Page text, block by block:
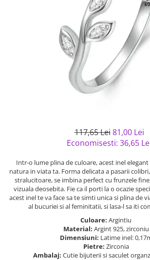
Bijuterii argint placat cu aur
Bijuterii argint cu diverse
Bijuterii argint cu murano
Bijuterii gotice si rock
Bijuterii Handmade
Casete si cutii de bijuterii
Solutii si lavete de curatare
117,65 Lei 81,00 Lei
Economisesti: 36,65
Intr-o lume plina de culoare, acest inel
natura in viata ta. Forma delicata a pasarii
stralucitoare, se imbina perfect cu frunzele
vizuala deosebita. Fie ca il porti la o ocazie
acest inel te va face sa te simti unica si plina de
al bucuriei si al feminitatii, si lasa-l sa iti
Culoare: Argintiu
Material: Argint 925, zirconiu
Dimensiuni: Latime inel:
Pietre: Zirconia
Ambalaj: Cutie bijuterii si saculet